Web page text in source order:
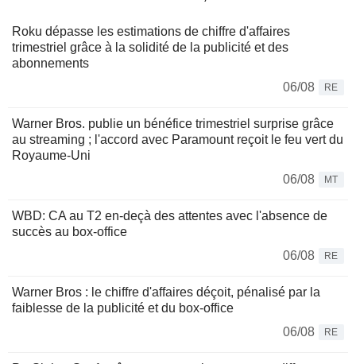
Roku dépasse les estimations de chiffre d'affaires
trimestriel grâce à la solidité de la publicité et des
abonnements
06/08
RE
Warner Bros. publie un bénéfice trimestriel surprise grâce
au streaming ; l'accord avec Paramount reçoit le feu vert du
Royaume-Uni
06/08
MT
WBD: CA au T2 en-deçà des attentes avec l'absence de
succès au box-office
06/08
RE
Warner Bros : le chiffre d'affaires déçoit, pénalisé par la
faiblesse de la publicité et du box-office
06/08
RE